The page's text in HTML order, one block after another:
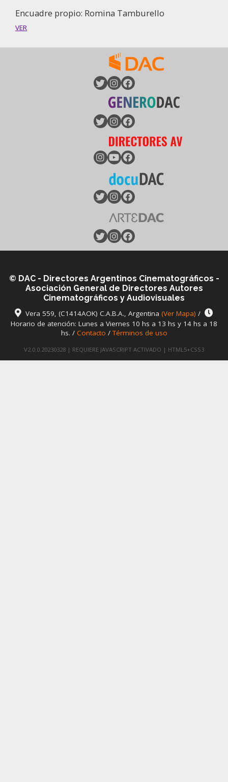
Encuadre propio: Romina Tamburello
VER
© DAC - Directores Argentinos Cinematográficos -
Asociación General de Directores Autores
Cinematográficos y Audiovisuales
Vera 559, (C1414AOK) C.A.B.A., Argentina (Ver Mapa) /
Horario de atención: Lunes a Viernes 10 hs a 13 hs y 14 hs a 18
hs. / Contacto /Términos de uso
V2.0.0.20230328 | REQUIERE JAVASCRIPT ACTIVADO | HTML5+CSS3